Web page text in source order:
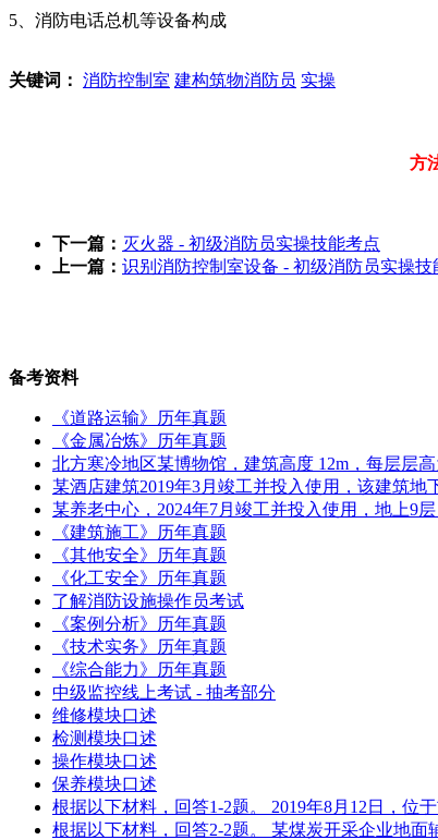
5、消防电话总机等设备构成
关键词： 消防控制室 建构筑物消防员 实操
方
下一篇： 灭火器 - 初级消防员实操技能考点
上一篇： 识别消防控制室设备 - 初级消防员实操技
备考资料
《道路运输》历年真题
《金属冶炼》历年真题
北方寒冷地区某博物馆，建筑高度 12m，每层层
某酒店建筑2019年3月竣工并投入使用，该建筑
某养老中心，2024年7月竣工并投入使用，地上9
《建筑施工》历年真题
《其他安全》历年真题
《化工安全》历年真题
了解消防设施操作员考试
《案例分析》历年真题
《技术实务》历年真题
《综合能力》历年真题
中级监控线上考试 - 抽考部分
维修模块口述
检测模块口述
操作模块口述
保养模块口述
根据以下材料，回答1-2题。 2019年8月12日，位
根据以下材料，回答2-2题。 某煤炭开采企业地